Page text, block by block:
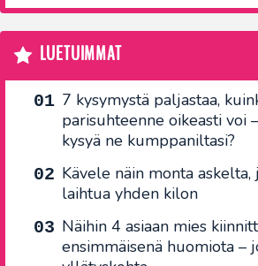
LUETUIMMAT
7 kysymystä paljastaa,
parisuhteenne oikeasti voi
kysyä ne kumppaniltasi?
Kävele näin monta
laihtua yhden kilon
Näihin 4 asiaan mies
ensimmäisenä huomiota –